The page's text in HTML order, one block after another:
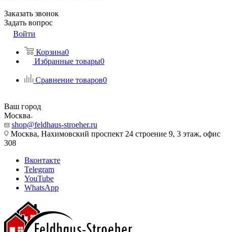
Заказать звонок
Задать вопрос
Войти
Корзина0
Избранные товары0
Сравнение товаров0
Ваш город
Москва
shop@feldhaus-stroeher.ru
Москва, Нахимовский проспект 24 строение 9, 3 этаж, офис
308
Вконтакте
Telegram
YouTube
WhatsApp